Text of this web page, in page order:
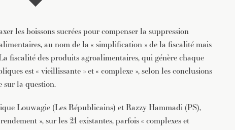
les boissons sucrées pour compenser la suppression
au nom de la « simplification » de la fiscalité mais
fiscalité des produits agroalimentaires, qui génère chaque
est « vieillissante » et « complexe », selon les conclusions
sur la question.
Louwagie (Les Républicains) et Razzy Hammadi (PS),
», sur les 21 existantes, parfois « complexes et